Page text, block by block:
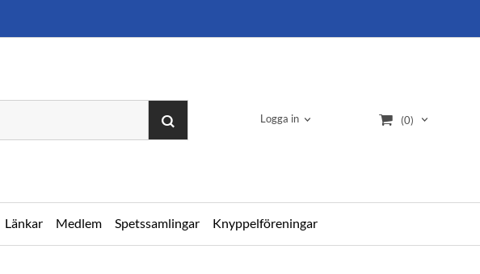
Logga in (0)
Länkar Medlem Spetssamlingar Knyppelföreningar